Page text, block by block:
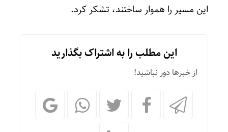
این مسیر را هموار ساختند، تشکر کرد.
این مطلب را به اشتراک بگذارید
از خبرها دور نباشید!